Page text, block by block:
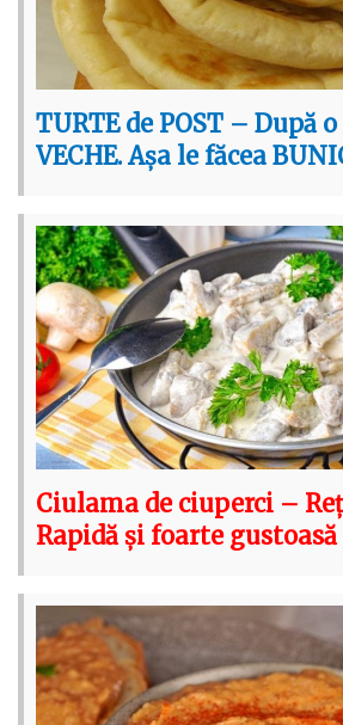
TURTE de POST – După
VECHE. Așa le făcea
Ciulama de ciuperci –
Rapidă și foarte gustoasă